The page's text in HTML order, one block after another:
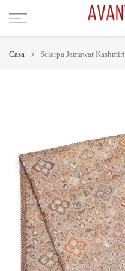
Vai
Casa Sciarpa Jamawar Kashmiri